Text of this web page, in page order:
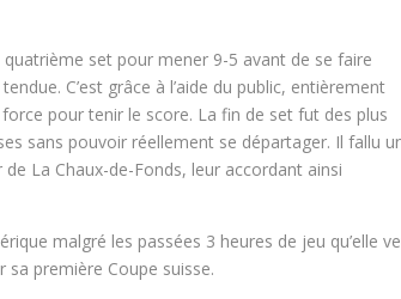
quatrième set pour mener 9-5 avant de se faire
C’est grâce à l’aide du public, entièrement
pour tenir le score. La fin de set fut des plus
sans pouvoir réellement se départager. Il fallu
La Chaux-de-Fonds, leur accordant ainsi
malgré les passées 3 heures de jeu qu’elle
première Coupe suisse.